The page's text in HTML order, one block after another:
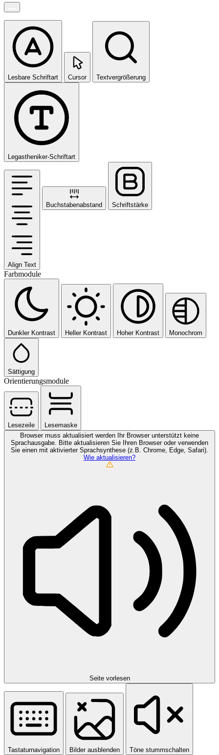
Lesbare Schriftart Cursor Textvergrößerung
Legastheniker-Schriftart
Align Text
Buchstabenabstand Schriftstärke
Farbmodule
Dunkler Kontrast Heller Kontrast Hoher Kontrast Monochrom
Sättigung
Orientierungsmodule
Lesezeile
Lesemaske
Browser muss aktualisiert werden
Ihr Browser unterstützt keine
Sprachausgabe. Bitte aktualisieren Sie Ihren Browser oder verwenden
Sie einen mit aktivierter Sprachsynthese (z.B. Chrome, Edge, Safari).
Wie aktualisieren?
Seite vorlesen
Tastaturnavigation Bilder ausblenden Töne stummschalten